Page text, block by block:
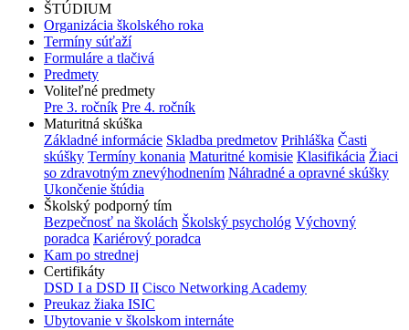
ŠTÚDIUM
Organizácia školského roka
Termíny súťaží
Formuláre a tlačivá
Predmety
Voliteľné predmety
Pre 3. ročník Pre 4. ročník
Maturitná skúška
Základné informácie Skladba predmetov Prihláška Časti
skúšky Termíny konania Maturitné komisie Klasifikácia Žiaci
so zdravotným znevýhodnením Náhradné a opravné skúšky
Ukončenie štúdia
Školský podporný tím
Bezpečnosť na školách Školský psychológ Výchovný
poradca Kariérový poradca
Kam po strednej
Certifikáty
DSD I a DSD II Cisco Networking Academy
Preukaz žiaka ISIC
Ubytovanie v školskom internáte